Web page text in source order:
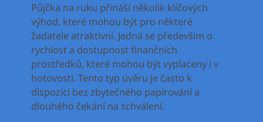
Půjčka na ruku přináší několik klíčových
výhod, které mohou být pro některé
žadatele atraktivní. Jedná se především o
rychlost a dostupnost finančních
prostředků, které mohou být vyplaceny i v
hotovosti. Tento typ úvěru je často k
dispozici bez zbytečného papírování a
dlouhého čekání na schválení.